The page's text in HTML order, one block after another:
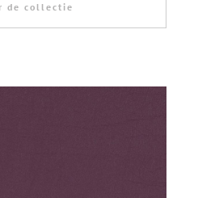
de collectie